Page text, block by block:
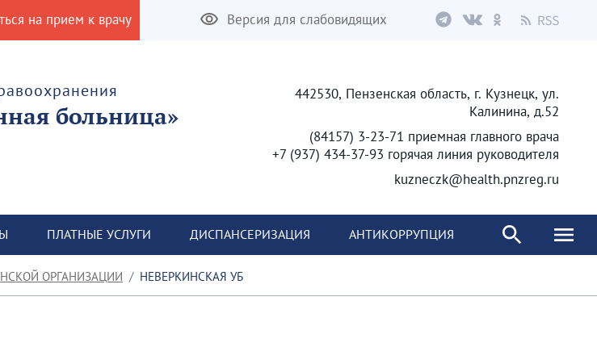
на прием к врачу Версия для слабовидящих
больница»
442530, Пензенская область, г. Кузнецк, ул.
Калинина, д.52
(84157) 3-23-71 приемная главного врача
+7 (937) 434-37-93 горячая линия руководителя
kuzneczk@health.pnzreg.ru
ПЛАТНЫЕ УСЛУГИ ДИСПАНСЕРИЗАЦИЯ АНТИКОРРУПЦИЯ
ОРГАНИЗАЦИИ НЕВЕРКИНСКАЯ УБ